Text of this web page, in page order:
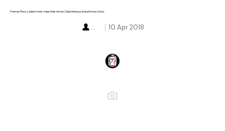
Prestasi Rossy dalam tenis meja tidak instan. Digembleng sampai Korea Utara.
10 Apr 2018
...